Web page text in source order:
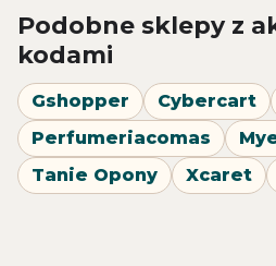
Podobne sklepy z
kodami
Gshopper Cybercart
Perfumeriacomas
Tanie Opony
Xcaret